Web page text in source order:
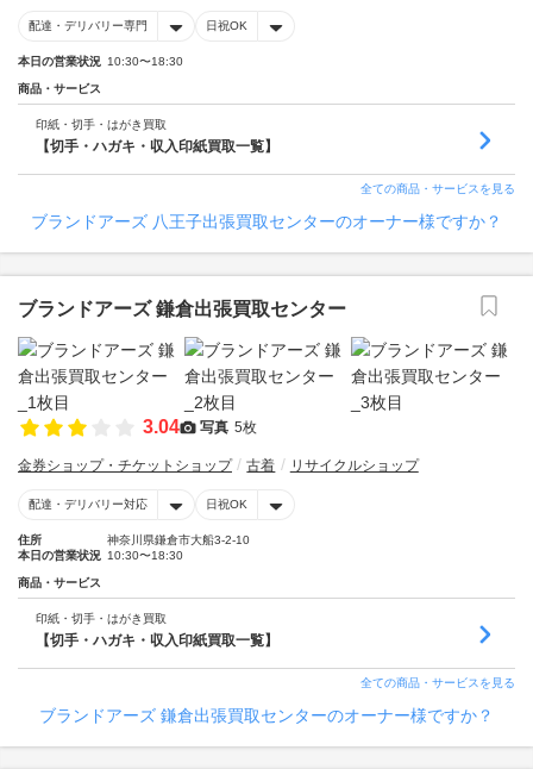
配達・デリバリー専門 日祝OK
本日の営業状況 10:30〜18:30
商品・サービス
印紙・切手・はがき買取
【切手・ハガキ・収入印紙買取一覧】
全ての商品・サービスを見る
ブランドアーズ 八王子出張買取センターのオーナー様ですか？
ブランドアーズ 鎌倉出張買取センター
3.04 写真 5枚
金券ショップ・チケットショップ 古着 リサイクルショップ
配達・デリバリー対応 日祝OK
住所
神奈川県鎌倉市大船3-2-10
本日の営業状況 10:30〜18:30
商品・サービス
印紙・切手・はがき買取
【切手・ハガキ・収入印紙買取一覧】
全ての商品・サービスを見る
ブランドアーズ 鎌倉出張買取センターのオーナー様ですか？